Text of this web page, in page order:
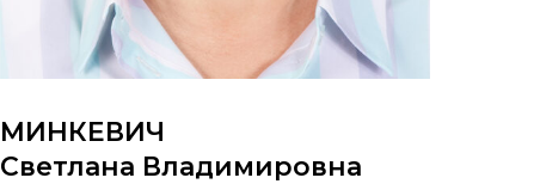
МИНКЕВИЧ
Светлана Владимировна